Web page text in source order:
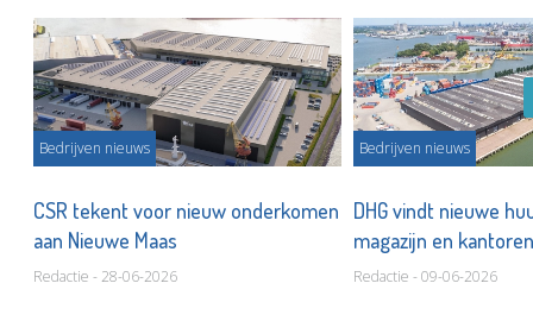
Bedrijven nieuws
CSR tekent voor nieuw onderkomen
aan Nieuwe Maas
Redactie - 28-06-2026
Bedrijven nieuws
DHG vindt nieuwe
magazijn en
Redactie - 09-06-2026